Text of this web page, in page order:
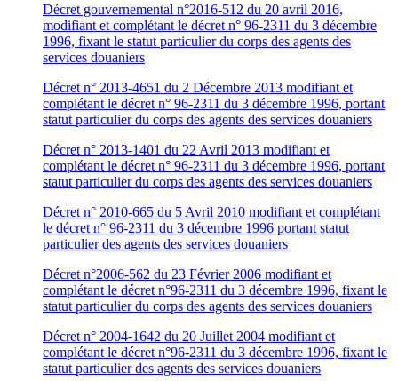
Décret gouvernemental n°2016-512 du 20 avril 2016,
modifiant et complétant le décret n° 96-2311 du 3 décembre
1996, fixant le statut particulier du corps des agents des
services douaniers
Décret n° 2013-4651 du 2 Décembre 2013 modifiant et
complétant le décret n° 96-2311 du 3 décembre 1996, portant
statut particulier du corps des agents des services douaniers
Décret n° 2013-1401 du 22 Avril 2013 modifiant et
complétant le décret n° 96-2311 du 3 décembre 1996, portant
statut particulier du corps des agents des services douaniers
Décret n° 2010-665 du 5 Avril 2010 modifiant et complétant
le décret n° 96-2311 du 3 décembre 1996 portant statut
particulier des agents des services douaniers
Décret n°2006-562 du 23 Février 2006 modifiant et
complétant le décret n°96-2311 du 3 décembre 1996, fixant le
statut particulier du corps des agents des services douaniers
Décret n° 2004-1642 du 20 Juillet 2004 modifiant et
complétant le décret n°96-2311 du 3 décembre 1996, fixant le
statut particulier des agents des services douaniers